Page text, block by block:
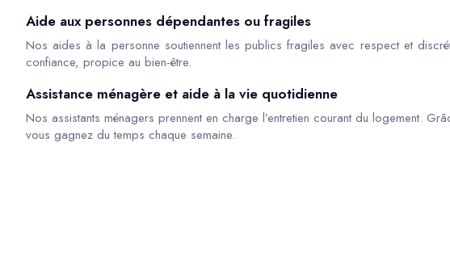
Aide aux personnes dépendantes ou fragiles
Nos aides à la personne soutiennent les publics fragiles avec respect et
confiance, propice au bien-être.
Assistance ménagère et aide à la vie quotidienne
Nos assistants ménagers prennent en charge l’entretien courant du logement.
vous gagnez du temps chaque semaine.